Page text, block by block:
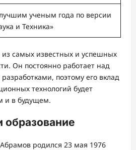
ученым года по версии
и Техника»
самых известных и успешных
Он постоянно работает над
поэтому его вклад
технологий будет
и в будущем.
образование
родился 23 мая 1976